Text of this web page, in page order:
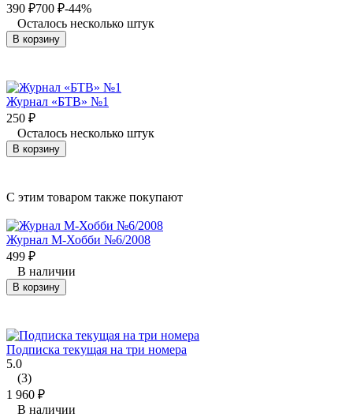
390 ₽700 ₽-44%
Осталось несколько штук
В корзину
Журнал «БТВ» №1
250 ₽
Осталось несколько штук
В корзину
C этим товаром также покупают
Журнал М-Хобби №6/2008
499 ₽
В наличии
В корзину
Подписка текущая на три номера
5.0
(3)
1 960 ₽
В наличии